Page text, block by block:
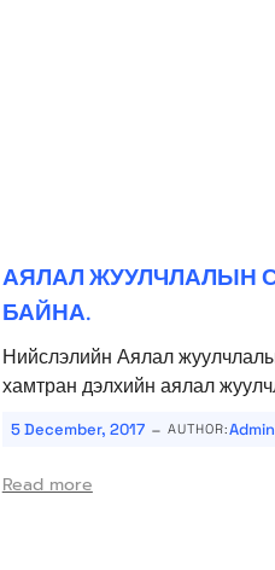
АЯЛАЛ ЖУУЛЧЛАЛЫН
БАЙНА.
Нийслэлийн Аялал
хамтран дэлхийн аялал
5 December, 2017 - AUTHOR:
Read more